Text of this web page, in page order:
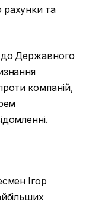
рахунки та
до Державного
компаній,
Ігор